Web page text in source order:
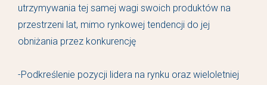
utrzymywania tej samej wagi swoich produktów na
przestrzeni lat, mimo rynkowej tendencji do jej
obniżania przez konkurencję
-Podkreślenie pozycji lidera na rynku oraz wieloletniej